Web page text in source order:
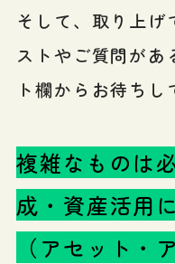
そして、取り上げ
ストやご質問が
ト欄からお待ちし
複雑なものは
成・資産活用
（アセット・